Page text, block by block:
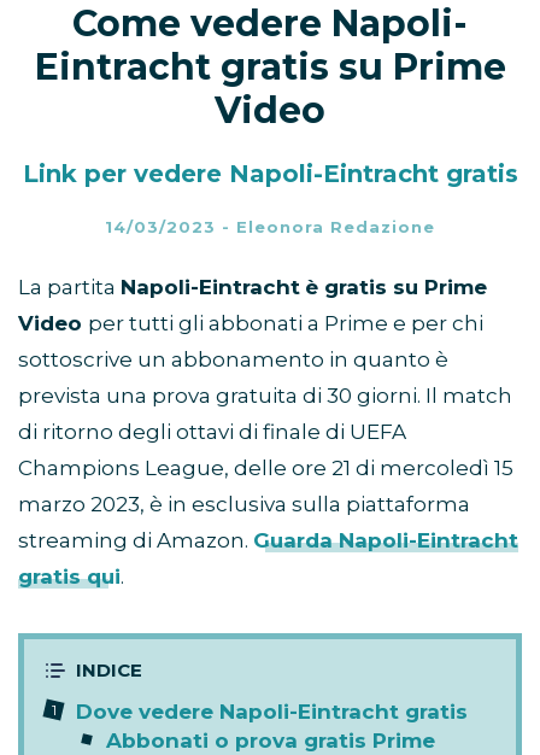
Come vedere Napoli-
Eintracht gratis su Prime
Video
Link per vedere Napoli-Eintracht gratis
14/03/2023 - Eleonora Redazione
La partita Napoli-Eintracht è gratis su Prime
Video per tutti gli abbonati a Prime e per chi
sottoscrive un abbonamento in quanto è
prevista una prova gratuita di 30 giorni. Il match
di ritorno degli ottavi di finale di UEFA
Champions League, delle ore 21 di mercoledì 15
marzo 2023, è in esclusiva sulla piattaforma
streaming di Amazon. Guarda Napoli-Eintracht
gratis qui.
Dove vedere Napoli-Eintracht gratis
Abbonati o prova gratis Prime